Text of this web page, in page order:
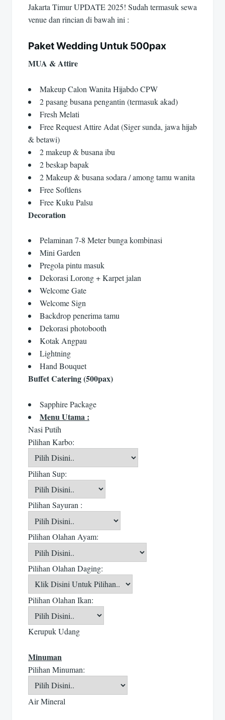
Jakarta Timur UPDATE 2025! Sudah termasuk sewa
venue dan rincian di bawah ini :
Paket Wedding Untuk 500pax
MUA & Attire
Makeup Calon Wanita Hijabdo CPW
2 pasang busana pengantin (termasuk akad)
Fresh Melati
Free Request Attire Adat (Siger sunda, jawa hijab
& betawi)
2 makeup & busana ibu
2 beskap bapak
2 Makeup & busana sodara / among tamu wanita
Free Softlens
Free Kuku Palsu
Decoration
Pelaminan 7-8 Meter bunga kombinasi
Mini Garden
Pregola pintu masuk
Dekorasi Lorong + Karpet jalan
Welcome Gate
Welcome Sign
Backdrop penerima tamu
Dekorasi photobooth
Kotak Angpau
Lightning
Hand Bouquet
Buffet Catering (500pax)
Sapphire Package
Menu Utama :
Nasi Putih
Pilihan Karbo:
Pilihan Sup:
Pilihan Sayuran :
Pilihan Olahan Ayam:
Pilihan Olahan Daging:
Pilihan Olahan Ikan:
Kerupuk Udang
Minuman
Pilihan Minuman:
Air Mineral